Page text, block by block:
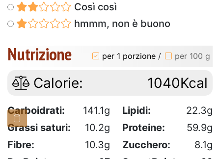
Così così
hmmm, non è buono
Nutrizione per 1 porzione / per 100 g
Calorie: 1040Kcal
Carboidrati: 141.1g Lipidi:
22.3g
Grassi saturi:
10.2g Proteine:
59.9g
Fibre:
10.3g Zucchero:
8.1g